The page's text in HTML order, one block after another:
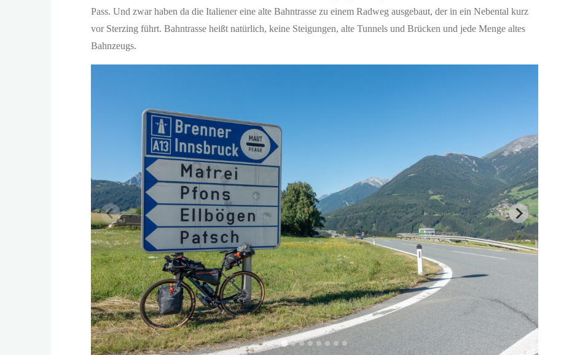
Pass. Und zwar haben da die Italiener eine alte Bahntrasse zu einem Radweg ausgebaut, der in ein Nebental kurz
vor Sterzing führt. Bahntrasse heißt natürlich, keine Steigungen, alte Tunnels und Brücken und jede Menge altes
Bahnzeugs.